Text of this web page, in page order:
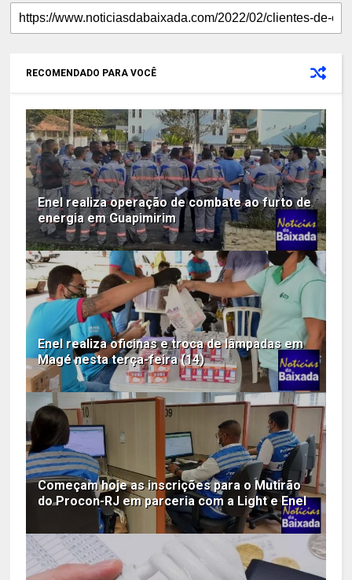
RECOMENDADO PARA VOCÊ
Enel realiza operação de combate ao furto de
energia em Guapimirim
Enel realiza oficinas e troca de lâmpadas em
Magé nesta terça-feira (14)
Começam hoje as inscrições para o Mutirão
do Procon-RJ em parceria com a Light e Enel